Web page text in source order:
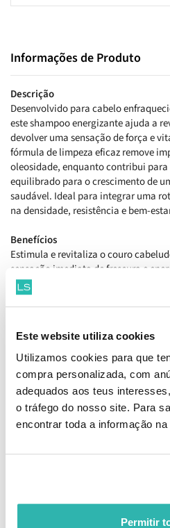
Este website utiliza cookies
Utilizamos cookies para que
compra personalizada, com
adequados aos teus
o tráfego do nosso site. Para
encontrar toda a informação na
Permitir
Informações de Produto
Descrição
Desenvolvido para cabelo
este shampoo energizante ajuda a
devolver uma sensação de força e
fórmula de limpeza eficaz remove
oleosidade, enquanto contribui
equilibrado para o crescimento de
saudável. Ideal para integrar uma
na densidade, resistência e bem-
Benefícios
Estimula e revitaliza o couro
sensação imediata de frescura e
biotina ajuda a fortalecer os fios
ingredientes prebióticos
densa, favorecendo uma redução
quebra e à fragilidade capilar.
Como aplicar
Aplicar sobre o couro cabeludo e
suavemente, deixar atuar durante 1
abundantemente, repetindo se
Ingredientes
Aqua (Water), Sodium C14-16
Trideceth-2 Carboxamide Mea,
Lactate, Sodium Chloride, Parfum